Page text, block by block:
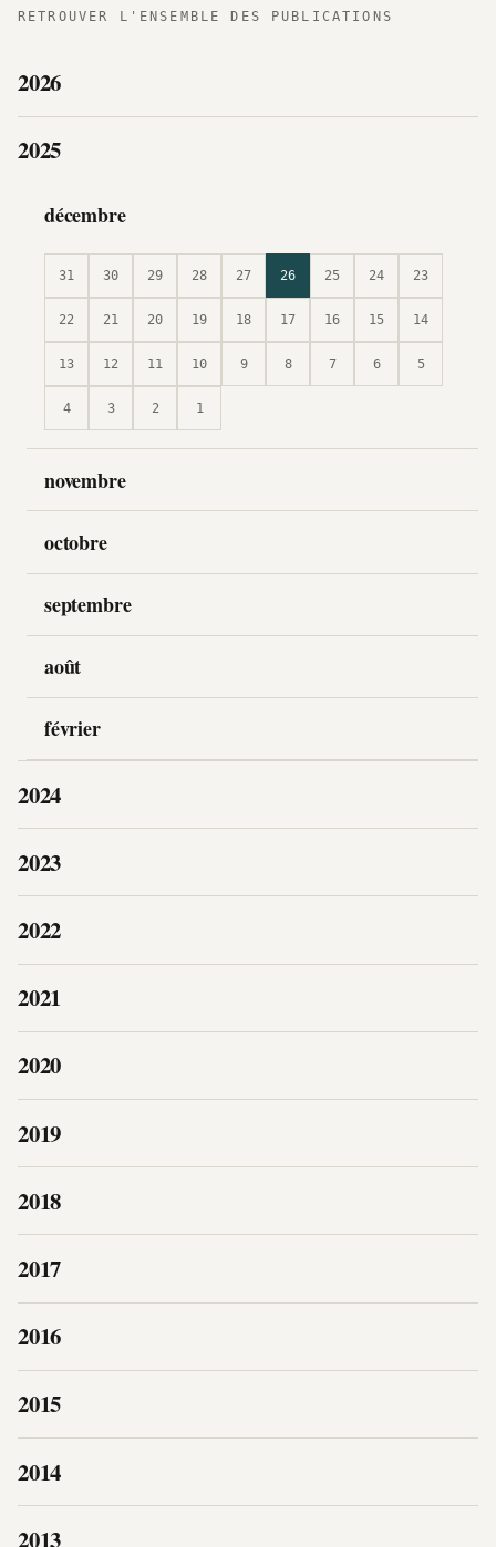
RETROUVER L'ENSEMBLE DES PUBLICATIONS
2026
2025
décembre
31 30 29 28 27 26 25 24 23
22 21 20 19 18 17 16 15 14
13 12 11 10 9 8 7 6 5
4 3 2 1
novembre
octobre
septembre
août
février
2024
2023
2022
2021
2020
2019
2018
2017
2016
2015
2014
2013